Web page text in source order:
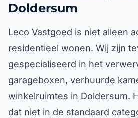
Doldersum
Leco Vastgoed is niet alleen
residentieel wonen. Wij zijn
gespecialiseerd in het
garageboxen, verhuurde
winkelruimtes in Doldersum.
dat niet in de standaard